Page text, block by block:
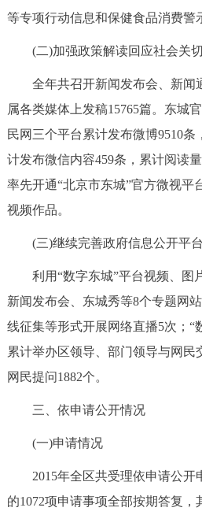
等专项行动信息和保健食品消费警
(二)加强政策解读回应社会关切
全年共召开新闻发布会、新闻
属各类媒体上发稿15765篇。东城
民网三个平台累计发布微博9510条
计发布微信内容459条，累计阅读
率先开通“北京市东城”官方微视平
视频作品。
(三)继续完善政府信息公开平台
利用“数字东城”平台视频、图
新闻发布会、东城秀等8个专题网
线征集等形式开展网络直播5次；“
累计举办区领导、部门领导与网民
网民提问1882个。
三、依申请公开情况
(一)申请情况
2015年全区共受理依申请公开
的1072项申请事项全部按期答复，